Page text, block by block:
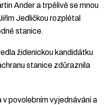
Ander a trpělivě se mnou
Jedličkou rozplétal
stanice.
židenickou kandidátku
stanice zdůraznila
povolebním vyjednávání a